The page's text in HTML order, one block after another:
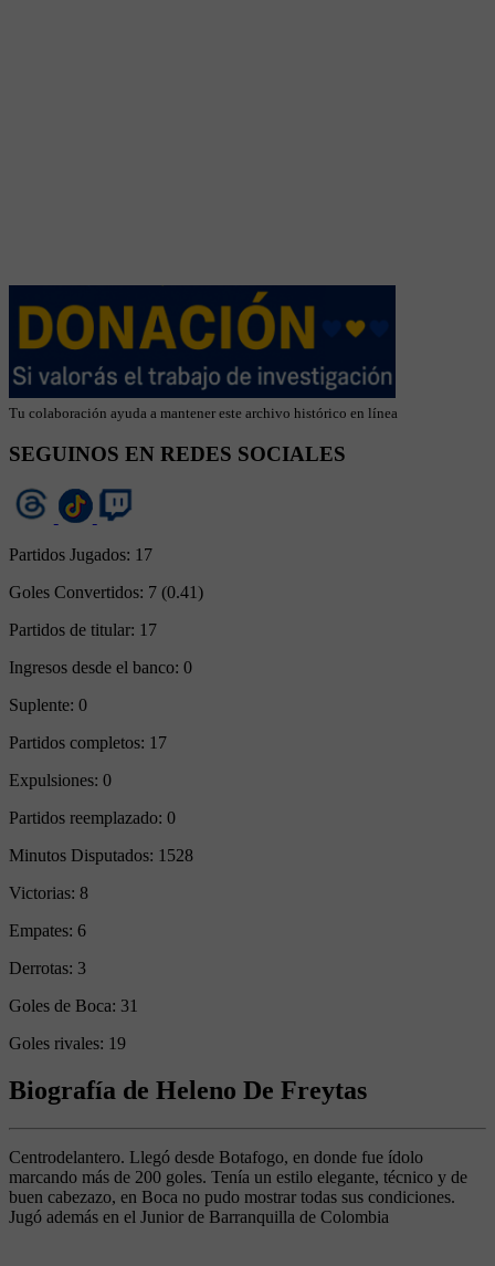
Tu colaboración ayuda a mantener este archivo histórico en línea
SEGUINOS EN REDES SOCIALES
Partidos Jugados: 17
Goles Convertidos: 7 (0.41)
Partidos de titular: 17
Ingresos desde el banco: 0
Suplente: 0
Partidos completos: 17
Expulsiones: 0
Partidos reemplazado: 0
Minutos Disputados: 1528
Victorias: 8
Empates: 6
Derrotas: 3
Goles de Boca: 31
Goles rivales: 19
Biografía de Heleno De Freytas
Centrodelantero. Llegó desde Botafogo, en donde fue ídolo
marcando más de 200 goles. Tenía un estilo elegante, técnico y de
buen cabezazo, en Boca no pudo mostrar todas sus condiciones.
Jugó además en el Junior de Barranquilla de Colombia